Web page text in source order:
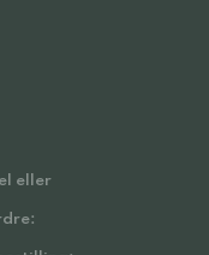
eller